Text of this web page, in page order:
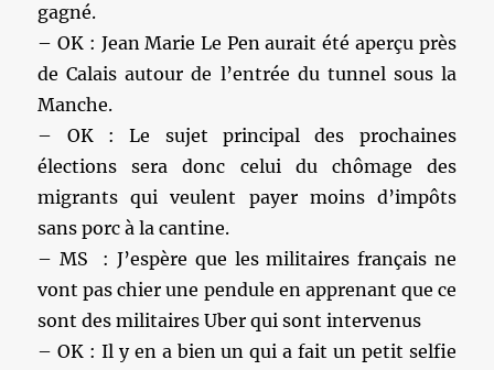
gagné.
– OK : Jean Marie Le Pen aurait été aperçu près
de Calais autour de l’entrée du tunnel sous la
Manche.
– OK : Le sujet principal des prochaines
élections sera donc celui du chômage des
migrants qui veulent payer moins d’impôts
sans porc à la cantine.
– MS : J’espère que les militaires français ne
vont pas chier une pendule en apprenant que ce
sont des militaires Uber qui sont intervenus
– OK : Il y en a bien un qui a fait un petit selfie